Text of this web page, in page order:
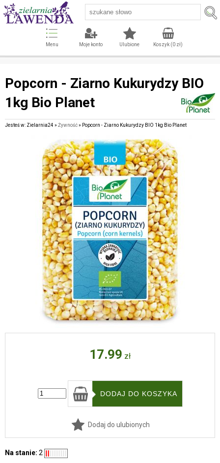
Menu Moje konto Ulubione Koszyk (0zł)
Popcorn - Ziarno Kukurydzy BIO
1kg Bio Planet
Jesteś w: Zielarnia24 »Żywność» Popcorn - Ziarno Kukurydzy BIO 1kg Bio Planet
17.99 zł
Dodaj do ulubionych
Na stanie: 2